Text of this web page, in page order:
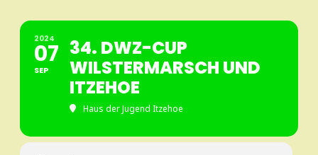
2024
07
SEP
34. DWZ-CUP
WILSTERMARSCH UND
ITZEHOE
Haus der Jugend Itzehoe